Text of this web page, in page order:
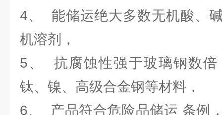
4、 能储运绝大多数无机酸、
机溶剂，
5、 抗腐蚀性强于玻璃钢数倍
钛、镍、高级合金钢等材料，
6、 产品符合危险品储运 条例